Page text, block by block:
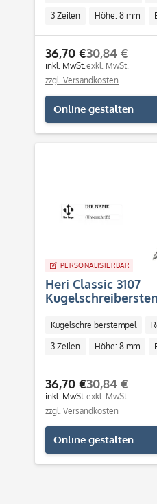
3 Zeilen Höhe: 8 mm
Individuell
36,70 €
inkl. MwSt.
30,84 €
exkl. MwSt.
zzgl. Versandkosten
Online gestalten
PERSONALISIERBAR
Heri Classic 3107
Kugelschreiberstempel
3 Zeilen Höhe: 8 mm
Individuell
36,70 €
inkl. MwSt.
30,84 €
exkl. MwSt.
zzgl. Versandkosten
Online gestalten